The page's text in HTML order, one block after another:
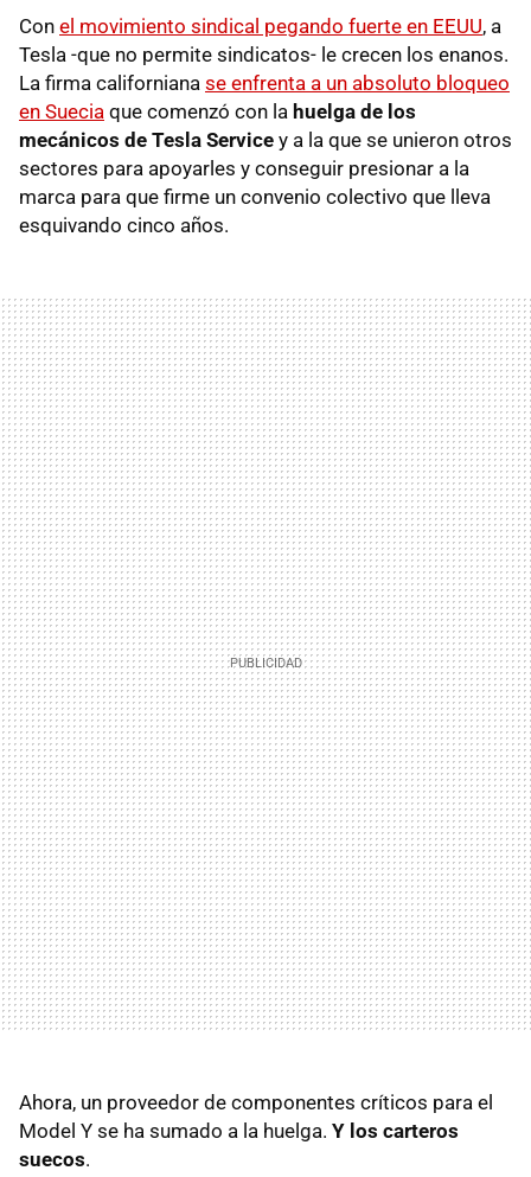
Con el movimiento sindical pegando fuerte en EEUU, a
Tesla -que no permite sindicatos- le crecen los enanos.
La firma californiana se enfrenta a un absoluto bloqueo
en Suecia que comenzó con la huelga de los
mecánicos de Tesla Service y a la que se unieron otros
sectores para apoyarles y conseguir presionar a la
marca para que firme un convenio colectivo que lleva
esquivando cinco años.
Ahora, un proveedor de componentes críticos para el
Model Y se ha sumado a la huelga. Y los carteros
suecos.